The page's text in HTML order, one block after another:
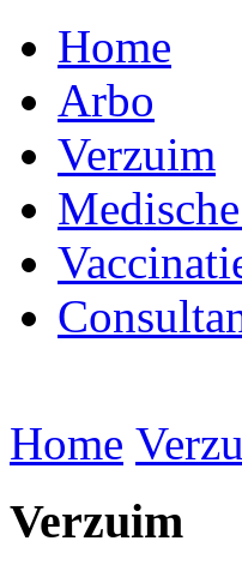
Home
Arbo
Verzuim
Home
Verzuim